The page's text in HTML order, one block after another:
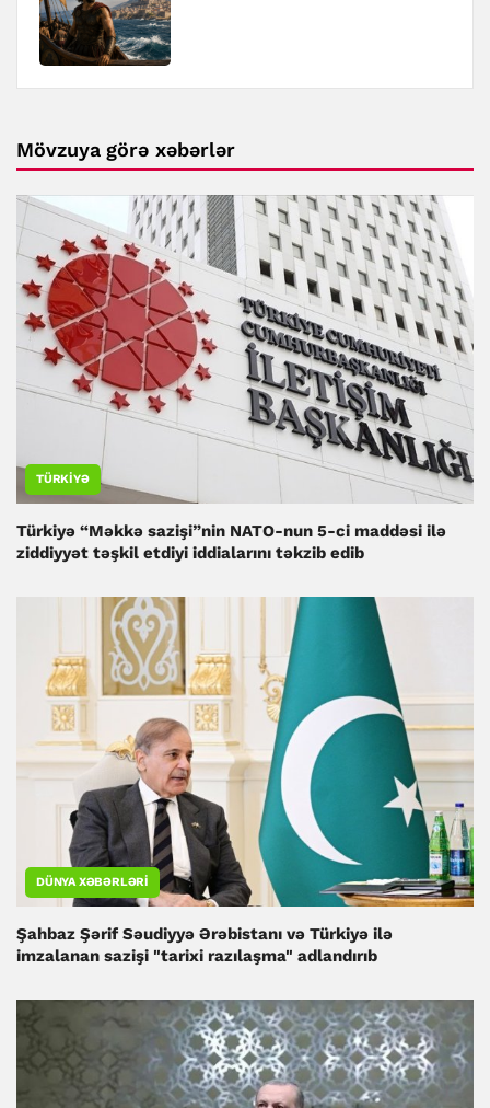
Mövzuya görə xəbərlər
TÜRKIYƏ
Türkiyə “Məkkə sazişi”nin NATO-nun 5-ci maddəsi ilə
ziddiyyət təşkil etdiyi iddialarını təkzib edib
DÜNYA XƏBƏRLƏRI
Şahbaz Şərif Səudiyyə Ərəbistanı və Türkiyə ilə
imzalanan sazişi "tarixi razılaşma" adlandırıb